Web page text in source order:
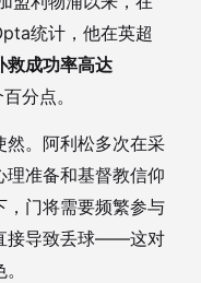
统计，他在英超
救成功率高达
分点。
然。阿利松多次在采
理准备和基督教信仰
，门将需要频繁参与
接导致丢球——这对